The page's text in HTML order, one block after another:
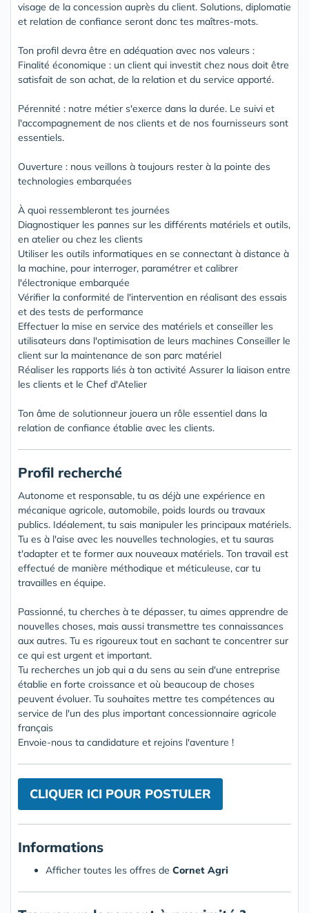
visage de la concession auprès du client. Solutions, diplomatie
et relation de confiance seront donc tes maîtres-mots.
Ton profil devra être en adéquation avec nos valeurs :
Finalité économique : un client qui investit chez nous doit être
satisfait de son achat, de la relation et du service apporté.
Pérennité : notre métier s'exerce dans la durée. Le suivi et
l'accompagnement de nos clients et de nos fournisseurs sont
essentiels.
Ouverture : nous veillons à toujours rester à la pointe des
technologies embarquées
À quoi ressembleront tes journées
Diagnostiquer les pannes sur les différents matériels et outils,
en atelier ou chez les clients
Utiliser les outils informatiques en se connectant à distance à
la machine, pour interroger, paramétrer et calibrer
l'électronique embarquée
Vérifier la conformité de l'intervention en réalisant des essais
et des tests de performance
Effectuer la mise en service des matériels et conseiller les
utilisateurs dans l'optimisation de leurs machines Conseiller le
client sur la maintenance de son parc matériel
Réaliser les rapports liés à ton activité Assurer la liaison entre
les clients et le Chef d'Atelier
Ton âme de solutionneur jouera un rôle essentiel dans la
relation de confiance établie avec les clients.
Profil recherché
Autonome et responsable, tu as déjà une expérience en
mécanique agricole, automobile, poids lourds ou travaux
publics. Idéalement, tu sais manipuler les principaux matériels.
Tu es à l'aise avec les nouvelles technologies, et tu sauras
t'adapter et te former aux nouveaux matériels. Ton travail est
effectué de manière méthodique et méticuleuse, car tu
travailles en équipe.
Passionné, tu cherches à te dépasser, tu aimes apprendre de
nouvelles choses, mais aussi transmettre tes connaissances
aux autres. Tu es rigoureux tout en sachant te concentrer sur
ce qui est urgent et important.
Tu recherches un job qui a du sens au sein d'une entreprise
établie en forte croissance et où beaucoup de choses
peuvent évoluer. Tu souhaites mettre tes compétences au
service de l'un des plus important concessionnaire agricole
français
Envoie-nous ta candidature et rejoins l'aventure !
CLIQUER ICI POUR POSTULER
Informations
Afficher toutes les offres de Cornet Agri